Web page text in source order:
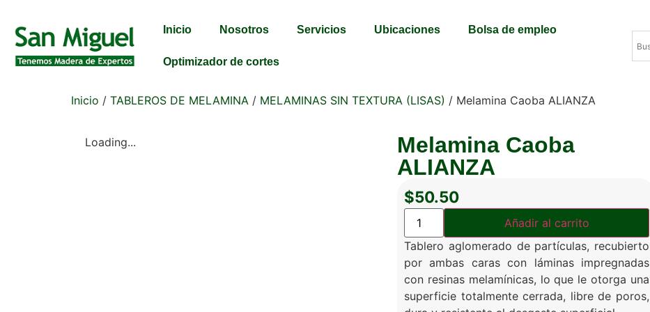
Inicio Nosotros Servicios Ubicaciones Bolsa de empleo
Optimizador de cortes
Inicio / TABLEROS DE MELAMINA / MELAMINAS SIN TEXTURA (LISAS) / Melamina Caoba ALIANZA
Loading...
Melamina Caoba
ALIANZA
$50.50
Añadir al carrito
Tablero aglomerado de partículas, recubierto
por ambas caras con láminas impregnadas
con resinas melamínicas, lo que le otorga una
superficie totalmente cerrada, libre de poros,